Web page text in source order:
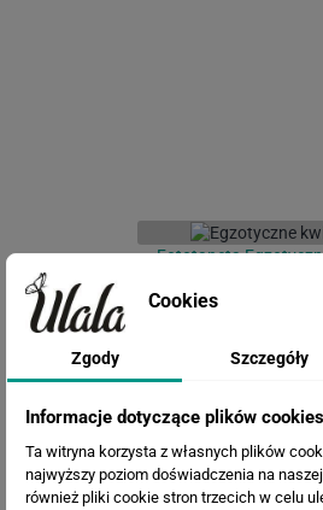
Fototapeta
Cookies
Zgody Szczegóły
Informacje dotyczące plików cookies
Ta witryna korzysta z własnych plików
najwyższy poziom doświadczenia na
również pliki cookie stron trzecich w celu